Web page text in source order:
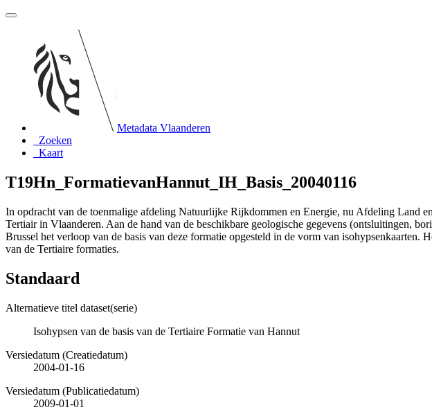
Metadata Vlaanderen
Zoeken
Kaart
T19Hn_FormatievanHannut_IH_Basis_20040116
In opdracht van de toenmalige afdeling Natuurlijke Rijkdommen en Energie, nu Afdeling Land
Tertiair in Vlaanderen. Aan de hand van de beschikbare geologische gegevens (ontsluitingen,
Brussel het verloop van de basis van deze formatie opgesteld in de vorm van isohypsenkaarten.
van de Tertiaire formaties.
Standaard
Alternatieve titel dataset(serie)
Isohypsen van de basis van de Tertiaire Formatie van Hannut
Versiedatum (Creatiedatum)
2004-01-16
Versiedatum (Publicatiedatum)
2009-01-01